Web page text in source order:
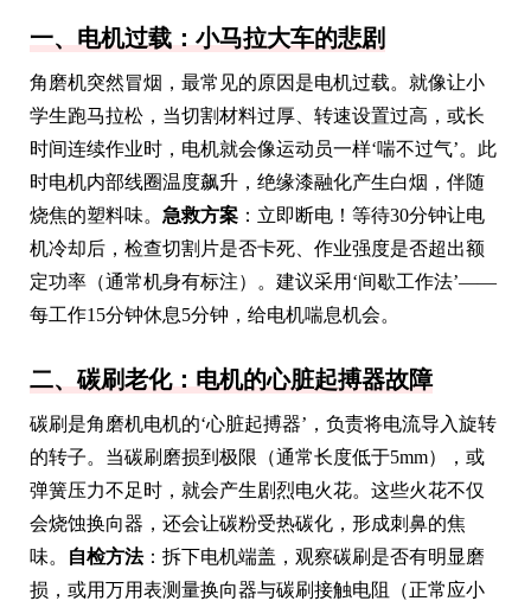
一、电机过载：小马拉大车的悲剧
角磨机突然冒烟，最常见的原因是电机过载。就像让小
学生跑马拉松，当切割材料过厚、转速设置过高，或长
时间连续作业时，电机就会像运动员一样‘喘不过气’。此
时电机内部线圈温度飙升，绝缘漆融化产生白烟，伴随
烧焦的塑料味。 急救方案 ：立即断电！等待30分钟让电
机冷却后，检查切割片是否卡死、作业强度是否超出额
定功率（通常机身有标注）。建议采用‘间歇工作法’——
每工作15分钟休息5分钟，给电机喘息机会。
二、碳刷老化：电机的心脏起搏器故障
碳刷是角磨机电机的‘心脏起搏器’，负责将电流导入旋转
的转子。当碳刷磨损到极限（通常长度低于5mm），或
弹簧压力不足时，就会产生剧烈电火花。这些火花不仅
会烧蚀换向器，还会让碳粉受热碳化，形成刺鼻的焦
味。
自检方法：拆下电机端盖，观察碳刷是否有明显磨
损，或用万用表测量换向器与碳刷接触电阻（正常应小